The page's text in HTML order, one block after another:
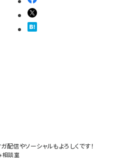
信やソーシャルもよろしくです！
相談室